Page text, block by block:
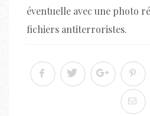
éventuelle avec une photo
fichiers antiterroristes.